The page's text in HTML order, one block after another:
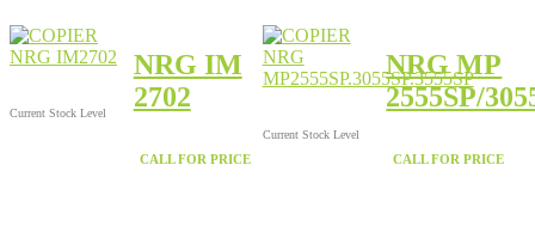
Current Stock Level
NRG IM
2702
CALL FOR PRICE
Current Stock Level
NRG MP
2555SP/
CALL FOR PRICE